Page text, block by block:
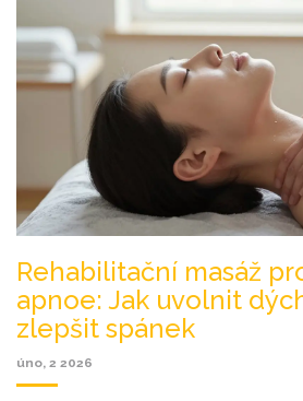
Rehabilitační masáž
apnoe: Jak uvolnit
zlepšit spánek
úno, 2 2026